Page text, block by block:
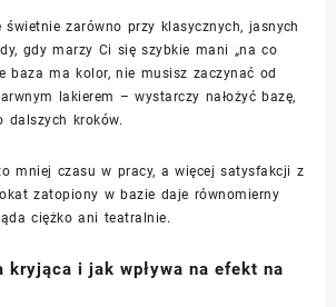
świetnie zarówno przy klasycznych, jasnych
gdy marzy Ci się szybkie mani „na co
baza ma kolor, nie musisz zaczynać od
lakierem – wystarczy nałożyć bazę,
dalszych kroków.
mniej czasu w pracy, a więcej satysfakcji z
zatopiony w bazie daje równomierny
ciężko ani teatralnie.
kryjąca i jak wpływa na efekt na